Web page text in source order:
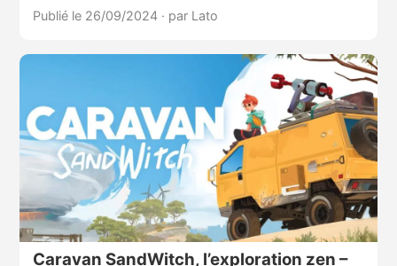
Publié le 26/09/2024 · par Lato
Caravan SandWitch, l’exploration zen –